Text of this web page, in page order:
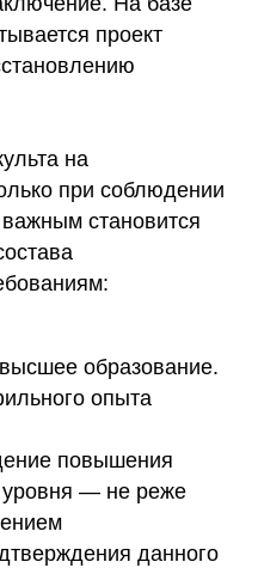
проект
на
при соблюдении
становится
образование.
опыта
повышения
уровня — не реже
данного